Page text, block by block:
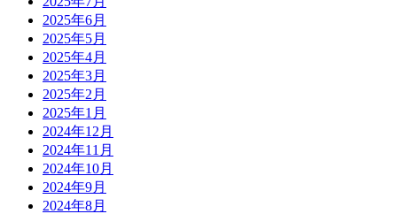
2025年6月
2025年5月
2025年4月
2025年3月
2025年2月
2025年1月
2024年12月
2024年11月
2024年10月
2024年9月
2024年8月